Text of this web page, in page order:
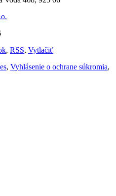
, RSS, Vytlačiť
, Vyhlásenie o ochrane súkromia,